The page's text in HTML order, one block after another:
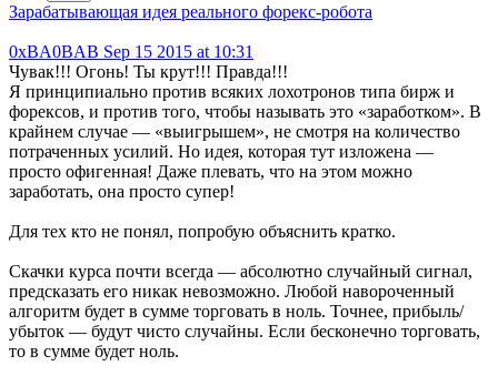
Зарабатывающая идея реального форекс-робота
0xBA0BAB Sep 15 2015 at 10:31
Чувак!!! Огонь! Ты крут!!! Правда!!!
Я принципиально против всяких лохотронов типа бирж и
форексов, и против того, чтобы называть это «заработком». В
крайнем случае — «выигрышем», не смотря на количество
потраченных усилий. Но идея, которая тут изложена —
просто офигенная! Даже плевать, что на этом можно
заработать, она просто супер!
Для тех кто не понял, попробую объяснить кратко.
Скачки курса почти всегда — абсолютно случайный сигнал,
предсказать его никак невозможно. Любой навороченный
алгоритм будет в сумме торговать в ноль. Точнее, прибыль/
убыток — будут чисто случайны. Если бесконечно торговать,
то в сумме будет ноль.